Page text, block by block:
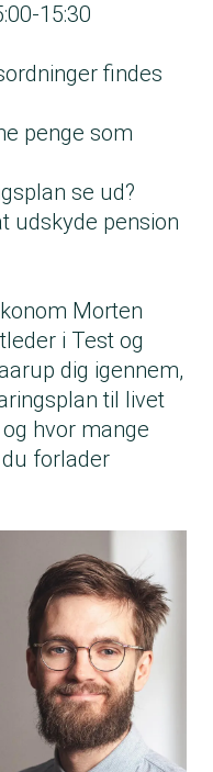
15:30
findes
penge som
se ud?
udskyde pension
Morten
i Test og
dig igennem,
til livet
hvor mange
forlader